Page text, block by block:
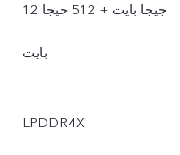
12 جيجا بايت + 512 جيجا
بايت
LPDDR4X